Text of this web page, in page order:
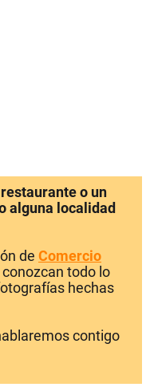
o un
alguna localidad
de Comercio
todo lo
hechas
contigo